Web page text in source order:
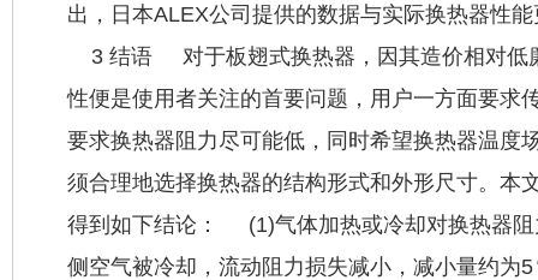
出，日本ALEX公司提供的数据与实际换
3 结语 对于板翅式换热器，因其造价相对低
性便是使用者关注的首要问题，用户一方面要求
要求换热器阻力尽可能低，同时希望换热器温度
须合理地选择换热器的结构形式和外形尺寸。本
得到如下结论： (1)气体加热或冷却对换热器阻
侧空气被冷却，流动阻力损失减小，减小量约为